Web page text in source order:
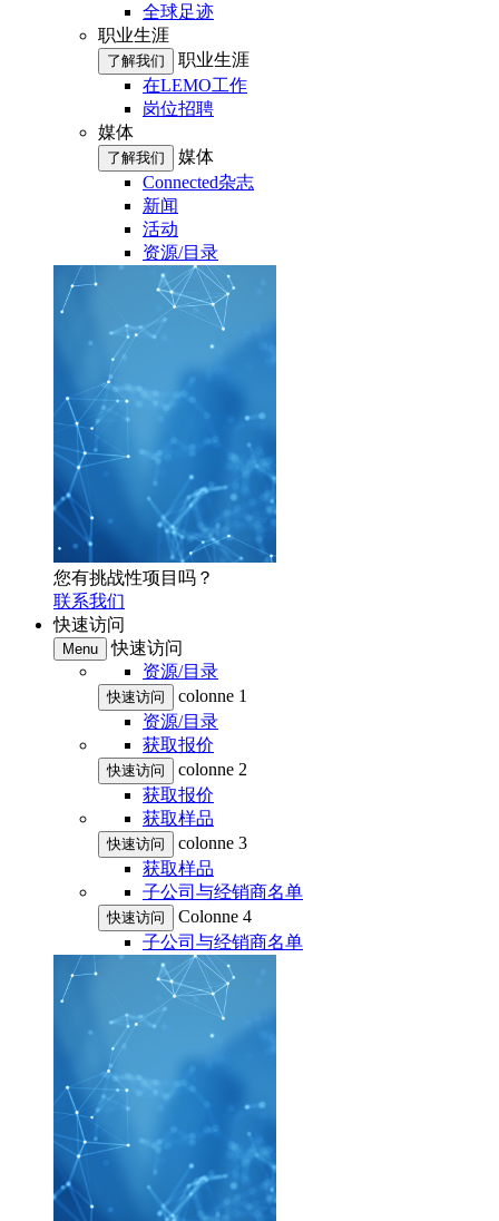
全球足迹
职业生涯
了解我们
职业生涯
在LEMO工作
岗位招聘
媒体
了解我们
媒体
Connected杂志
新闻
活动
资源/目录
您有挑战性项目吗？
联系我们
快速访问
Menu
快速访问
资源/目录
快速访问
colonne 1
资源/目录
获取报价
快速访问
colonne 2
获取报价
获取样品
快速访问
colonne 3
获取样品
子公司与经销商名单
快速访问
Colonne 4
子公司与经销商名单